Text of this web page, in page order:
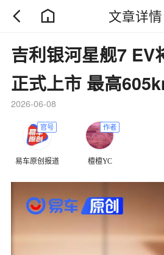
文章详情
吉利银河星舰7 EV
正式上市 最高
2026-06-08
官号
易车原创报道
作者
檀檀YC